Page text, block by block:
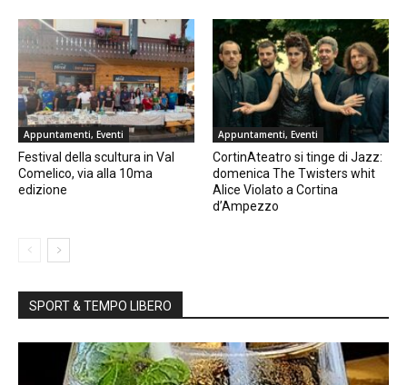
Appuntamenti, Eventi
Festival della scultura in Val
Comelico, via alla 10ma
edizione
Appuntamenti, Eventi
CortinAteatro si tinge di Jazz:
domenica The Twisters whit
Alice Violato a Cortina
d’Ampezzo
SPORT & TEMPO LIBERO